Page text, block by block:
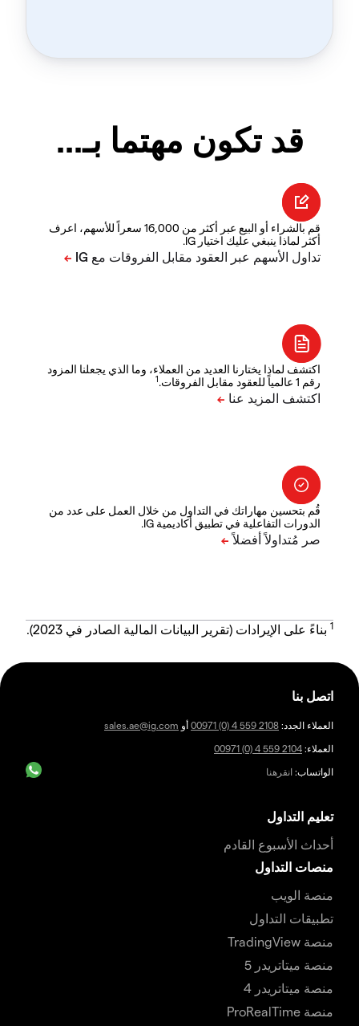
قد تكون مهتما بـ...
قم بالشراء أو البيع عبر أكثر من 16,000 سعراً للأسهم، اعرف
أكثر لماذا ينبغي عليك اختيار IG.
اكتشف لماذا يختارنا العديد من العملاء، وما الذي يجعلنا المزود
رقم 1 عالمياً للعقود مقابل الفروقات.
1
قُم بتحسين مهاراتك في التداول من خلال العمل على عدد من
الدورات التفاعلية في تطبيق أكاديمية IG.
1 بناءً على الإيرادات (تقرير البيانات المالية الصادر في 2023).
اتصل بنا
العملاء الجدد: 00971 (0) 4 559 2108 أو sales.ae@ig.com
العملاء: 00971 (0) 4 559 2104
الواتساب: انقرهنا
تعليم التداول
أحداث الأسبوع القادم
منصات التداول
منصة الويب
تطبيقات التداول
منصة TradingView
منصة ميتاتريدر 5
منصة ميتاتريدر 4
منصة ProRealTime